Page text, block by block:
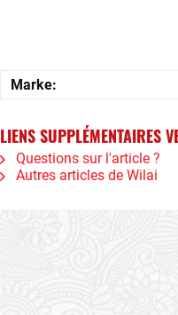
Marke:
LIENS SUPPLÉMENTAIRES
Questions sur l'article ?
Autres articles de Wilai